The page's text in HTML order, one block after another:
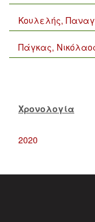
Κουλελής,
Πάγκας,
Χρονολογία
2020